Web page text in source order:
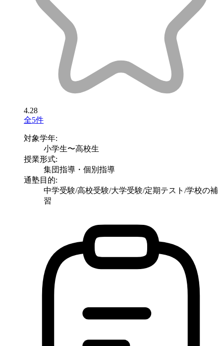
4.28
全5件
対象学年:
小学生〜高校生
授業形式:
集団指導・個別指導
通塾目的:
中学受験/高校受験/大学受験/定期テスト/学校の補
習